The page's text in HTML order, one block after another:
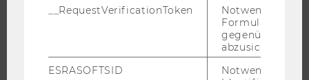
STUDENT CLUBS
FORSCHUNG
__RequestVerificationToken
Notwendig, um
gegenüber
abzusichern.
ESRASOFTSID
Notwendig zur